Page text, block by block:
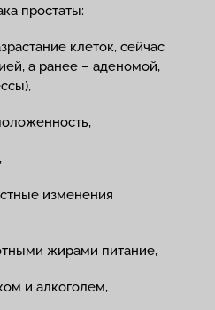
простаты:
клеток, сейчас
а ранее – аденомой,
изменения
жирами питание,
и алкоголем,